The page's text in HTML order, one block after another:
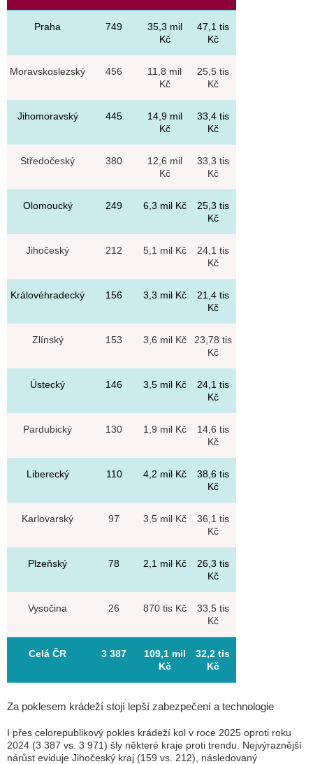
Praha 749
35,3 mil
Kč
47,1 tis
Kč
Moravskoslezský 456
11,8 mil
Kč
25,5 tis
Kč
Jihomoravský 445
14,9 mil
Kč
33,4 tis
Kč
Středočeský 380
12,6 mil
Kč
33,3 tis
Kč
Olomoucký 249 6,3 mil Kč
25,3 tis
Kč
Jihočeský 212 5,1 mil Kč
24,1 tis
Kč
Královéhradecký 156 3,3 mil Kč
21,4 tis
Kč
Zlínský 153 3,6 mil Kč
23,78 tis
Kč
Ústecký 146 3,5 mil Kč
24,1 tis
Kč
Pardubický 130 1,9 mil Kč
14,6 tis
Kč
Liberecký 110 4,2 mil Kč
38,6 tis
Kč
Karlovarský 97 3,5 mil Kč
36,1 tis
Kč
Plzeňský 78 2,1 mil Kč
26,3 tis
Kč
Vysočina 26 870 tis Kč
33,5 tis
Kč
Celá ČR 3 387
109,1 mil
Kč
32,2 tis
Kč
Za poklesem krádeží stojí lepší zabezpečení a technologie
I přes celorepublikový pokles krádeží kol v roce 2025 oproti roku
2024 (3 387 vs. 3 971) šly některé kraje proti trendu. Nejvýraznější
nárůst eviduje Jihočeský kraj (159 vs. 212), následovaný